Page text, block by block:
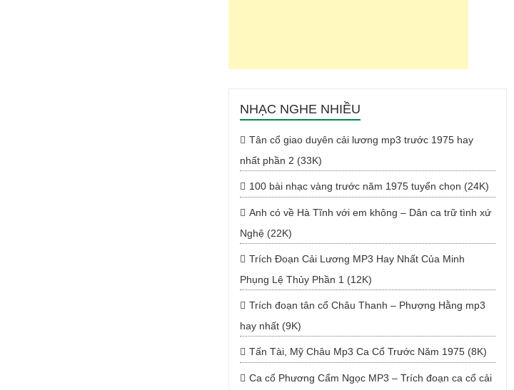
NHẠC NGHE NHIỀU
Tân cổ giao duyên cải lương mp3 trước 1975 hay
nhất phần 2 (33K)
100 bài nhạc vàng trước năm 1975 tuyển chọn (24K)
Anh có về Hà Tĩnh với em không – Dân ca trữ tình xứ
Nghệ (22K)
Trích Đoạn Cải Lương MP3 Hay Nhất Của Minh
Phụng Lệ Thủy Phần 1 (12K)
Trích đoạn tân cổ Châu Thanh – Phượng Hằng mp3
hay nhất (9K)
Tấn Tài, Mỹ Châu Mp3 Ca Cổ Trước Năm 1975 (8K)
Ca cổ Phương Cẩm Ngọc MP3 – Trích đoạn ca cổ cải